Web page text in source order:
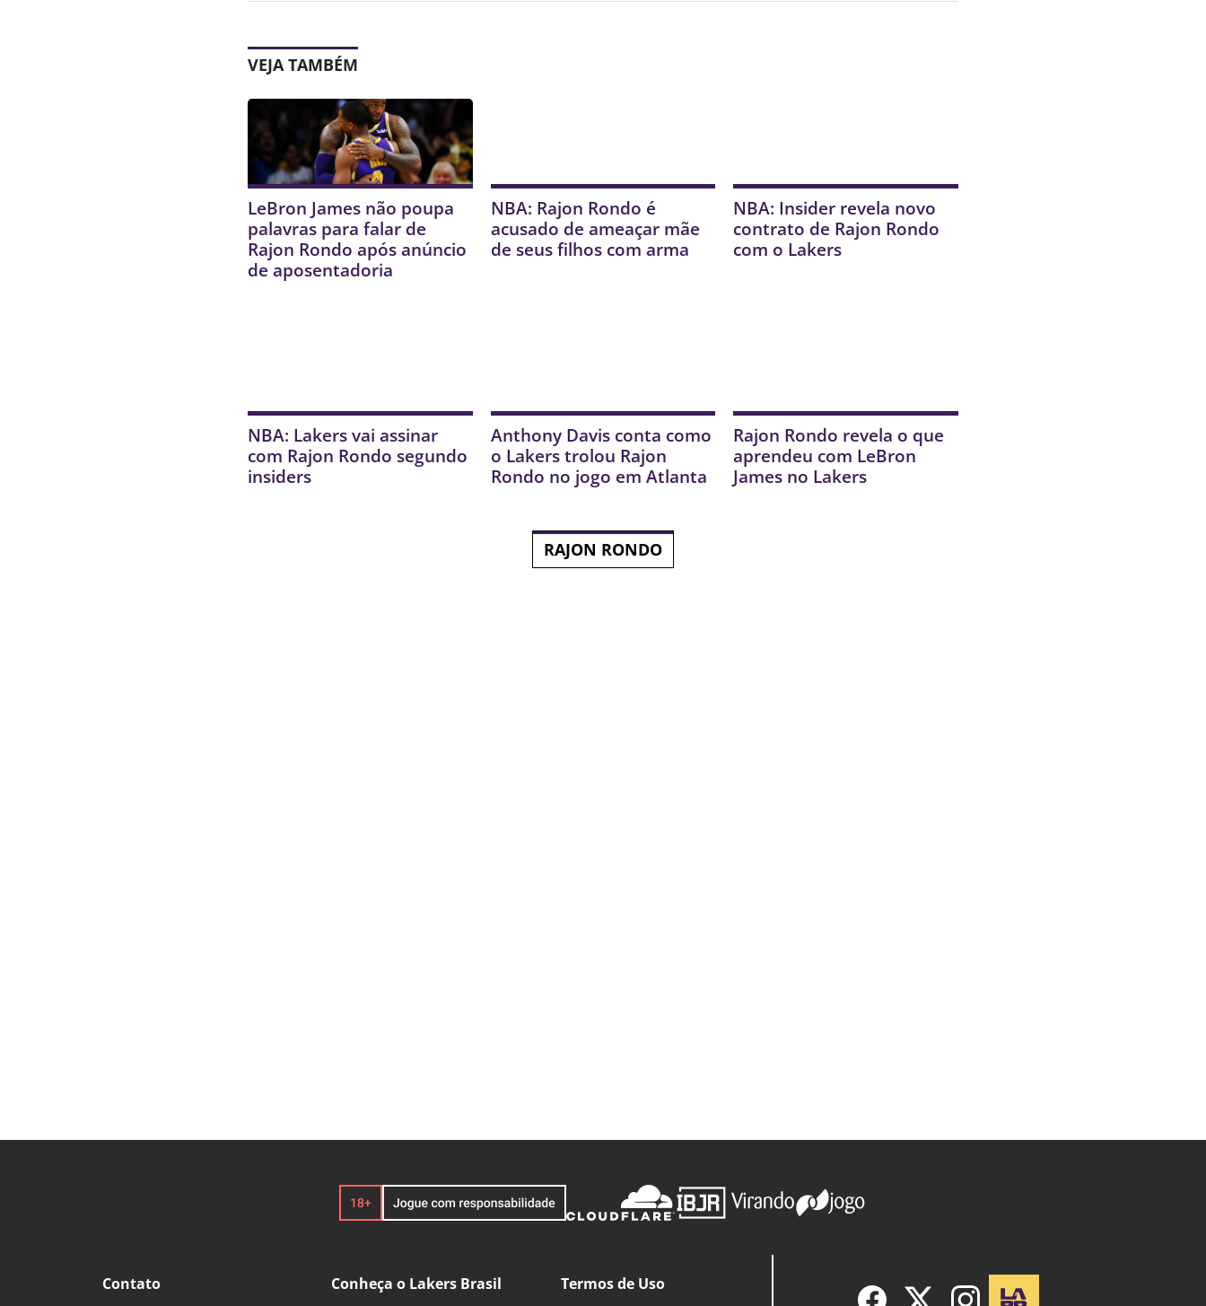
VEJA TAMBÉM
LeBron James não poupa
palavras para falar de
Rajon Rondo após anúncio
de aposentadoria
NBA: Rajon Rondo é
acusado de ameaçar mãe
de seus filhos com arma
NBA: Insider revela novo
contrato de Rajon Rondo
com o Lakers
NBA: Lakers vai assinar
com Rajon Rondo segundo
insiders
Anthony Davis conta como
o Lakers trolou Rajon
Rondo no jogo em Atlanta
Rajon Rondo revela o que
aprendeu com LeBron
James no Lakers
RAJON RONDO
Contato Conheça o Lakers Brasil Termos de Uso